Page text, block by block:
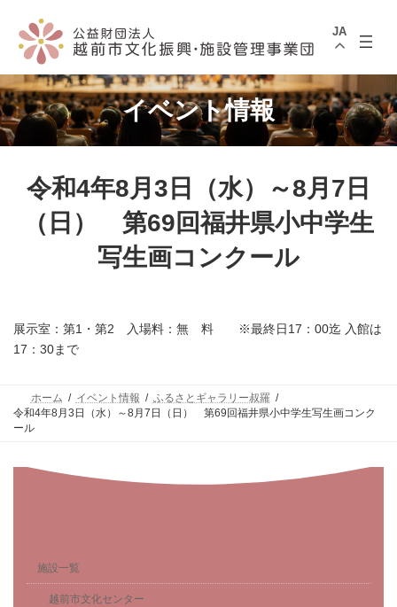
へ
ス
キ
ッ
プ
ョ
ン
に
移
動
JA
イベント情報
令和4年8月3日（水）～8月7日
（日） 第69回福井県小中学生
写生画コンクール
展示室：第1・第2 入場料：無 料 ※最終日17：00迄 入館は
17：30まで
ホーム イベント情報
ふるさとギャラリー叔羅
令和4年8月3日（水）～8月7日（日） 第69回福井県小中学生写生画コンク
ール
施設一覧
越前市文化センター